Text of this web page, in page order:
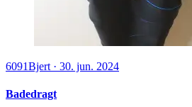
6091Bjert · 30. jun. 2024
Badedragt